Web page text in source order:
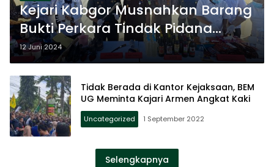
Kejari Kabgor Musnahkan Barang
Bukti Perkara Tindak Pidana
Umum
12 Juni 2024
Tidak Berada di Kantor Kejaksaan, BEM
UG Meminta Kajari Armen Angkat Kaki
Uncategorized 1 September 2022
Selengkapnya